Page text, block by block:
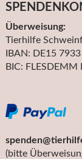
Überweisung:
Tierhilfe
IBAN: DE15
BIC:
(bitte